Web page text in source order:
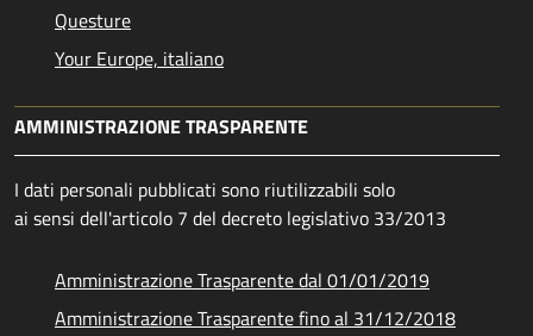
Questure
Your Europe, italiano
AMMINISTRAZIONE TRASPARENTE
I dati personali pubblicati sono riutilizzabili solo
ai sensi dell'articolo 7 del decreto legislativo 33/2013
Amministrazione Trasparente dal 01/01/2019
Amministrazione Trasparente fino al 31/12/2018